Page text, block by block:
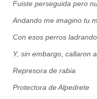
Fuiste perseguida pero
Andando me imagino tu
Con esos perros
Y, sin embargo, callaron
Represora de rabia
Protectora de Alpedrete